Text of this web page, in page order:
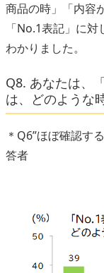
商品の時」「内容
「No.1表記」に
わかりました。
Q8. あなたは、
は、どのような
＊Q6”ほぼ確認す
答者